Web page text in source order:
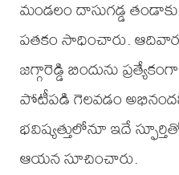
మండలం దాసుగడ్డ
పతకం సాధించారు.
జగ్గారెడ్డి బిందును
పోటీపడి గెలవడం
భవిష్యత్తులోనూ ఇదే
ఆయన సూచించారు.